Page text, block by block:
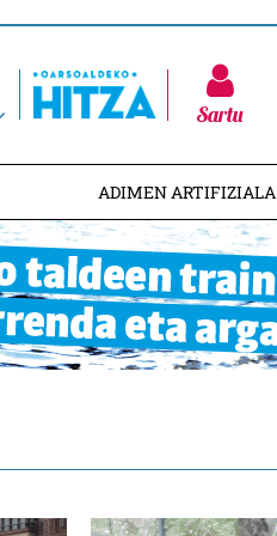
Sartu
ADIMEN ARTIFIZIALA